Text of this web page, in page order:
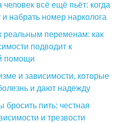
всё ещё пьёт: когда
и набрать номер нарколога
реальным переменам: как
подводит к
помощи
и зависимости, которые
и дают надежду
бросить пить: честная
и трезвости